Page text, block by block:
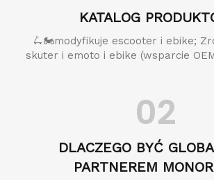
KATALOG
🛴🏍️modyfikuje escooter i ebike;
skuter i emoto i ebike (wsparcie
02
DLACZEGO BYĆ
PARTNEREM